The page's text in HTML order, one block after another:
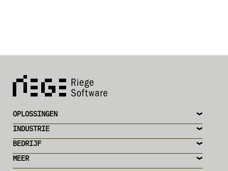
MEER
BEDRIJF
INDUSTRIE
OPLOSSINGEN